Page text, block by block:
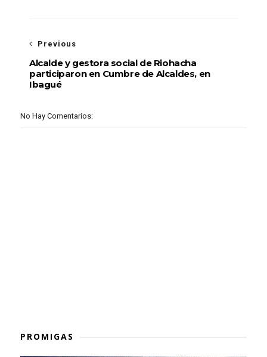
Previous
Alcalde y gestora social de Riohacha
participaron en Cumbre de Alcaldes, en
Ibagué
No Hay Comentarios:
PROMIGAS